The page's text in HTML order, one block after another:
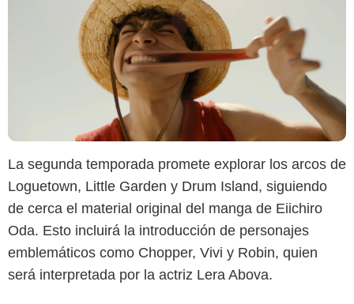
La segunda temporada promete explorar los arcos de
Loguetown, Little Garden y Drum Island, siguiendo
de cerca el material original del manga de Eiichiro
Oda. Esto incluirá la introducción de personajes
emblemáticos como Chopper, Vivi y Robin, quien
será interpretada por la actriz Lera Abova.